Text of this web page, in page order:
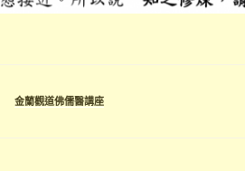
分
金蘭觀道佛儒醫講座